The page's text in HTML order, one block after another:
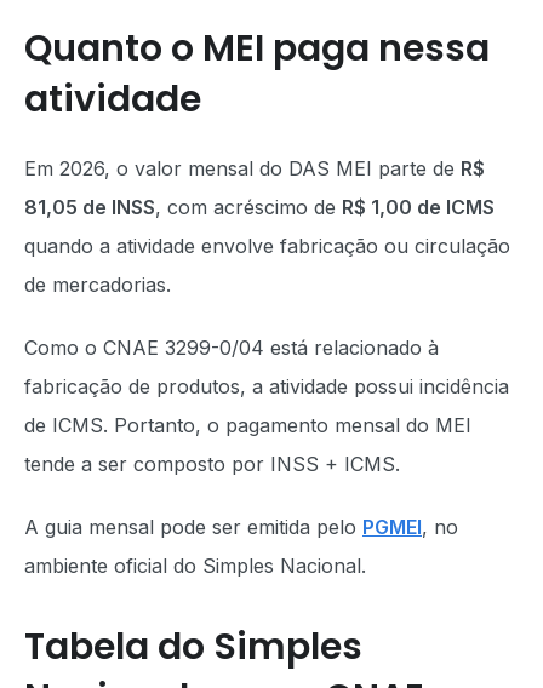
Quanto o MEI paga nessa
atividade
Em 2026, o valor mensal do DAS MEI parte de R$
81,05 de INSS, com acréscimo de R$ 1,00 de ICMS
quando a atividade envolve fabricação ou circulação
de mercadorias.
Como o CNAE 3299-0/04 está relacionado à
fabricação de produtos, a atividade possui incidência
de ICMS. Portanto, o pagamento mensal do MEI
tende a ser composto por INSS + ICMS.
A guia mensal pode ser emitida pelo PGMEI, no
ambiente oficial do Simples Nacional.
Tabela do Simples